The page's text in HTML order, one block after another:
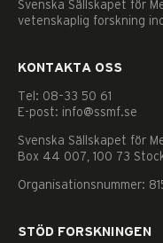
Svenska Sällskapet för
vetenskaplig forskning
KONTAKTA OSS
Tel: 08–33 50 61
E-post: info@ssmf.se
Svenska Sällskapet för
Box 44 007, 100 73
Organisationsnummer:
STÖD FORSKNINGEN